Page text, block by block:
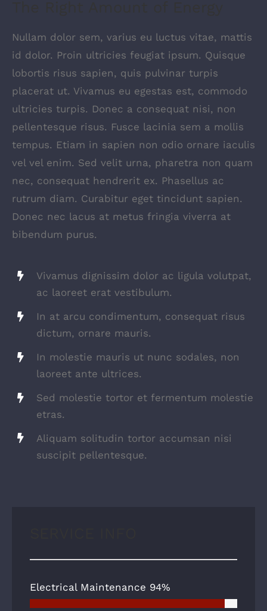
Nullam dolor sem, varius eu luctus vitae, mattis
id dolor. Proin ultricies feugiat ipsum. Quisque
lobortis risus sapien, quis pulvinar turpis
placerat ut. Vivamus eu egestas est, commodo
ultricies turpis. Donec a consequat nisi, non
pellentesque risus. Fusce lacinia sem a mollis
tempus. Etiam in sapien non odio ornare iaculis
vel vel enim. Sed velit urna, pharetra non quam
nec, consequat hendrerit ex. Phasellus ac
rutrum diam. Curabitur eget tincidunt sapien.
Donec nec lacus at metus fringia viverra at
bibendum purus.
Vivamus dignissim dolor ac ligula volutpat,
ac laoreet erat vestibulum.
In at arcu condimentum, consequat risus
dictum, ornare mauris.
In molestie mauris ut nunc sodales, non
laoreet ante ultrices.
Sed molestie tortor et fermentum molestie
etras.
Aliquam solitudin tortor accumsan nisi
suscipit pellentesque.
Electrical Maintenance 94%